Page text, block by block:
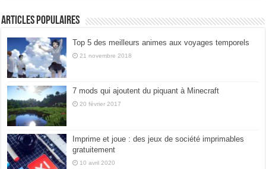
Articles populaires
Top 5 des meilleurs animes aux voyages temporels
21 novembre 2018
7 mods qui ajoutent du piquant à Minecraft
20 février 2017
Imprime et joue : des jeux de société imprimables
gratuitement
10 avril 2020